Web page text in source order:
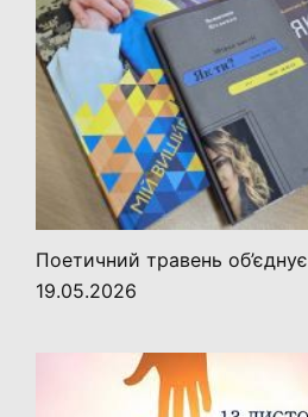
Поетичний травень об’єднує
19.05.2026